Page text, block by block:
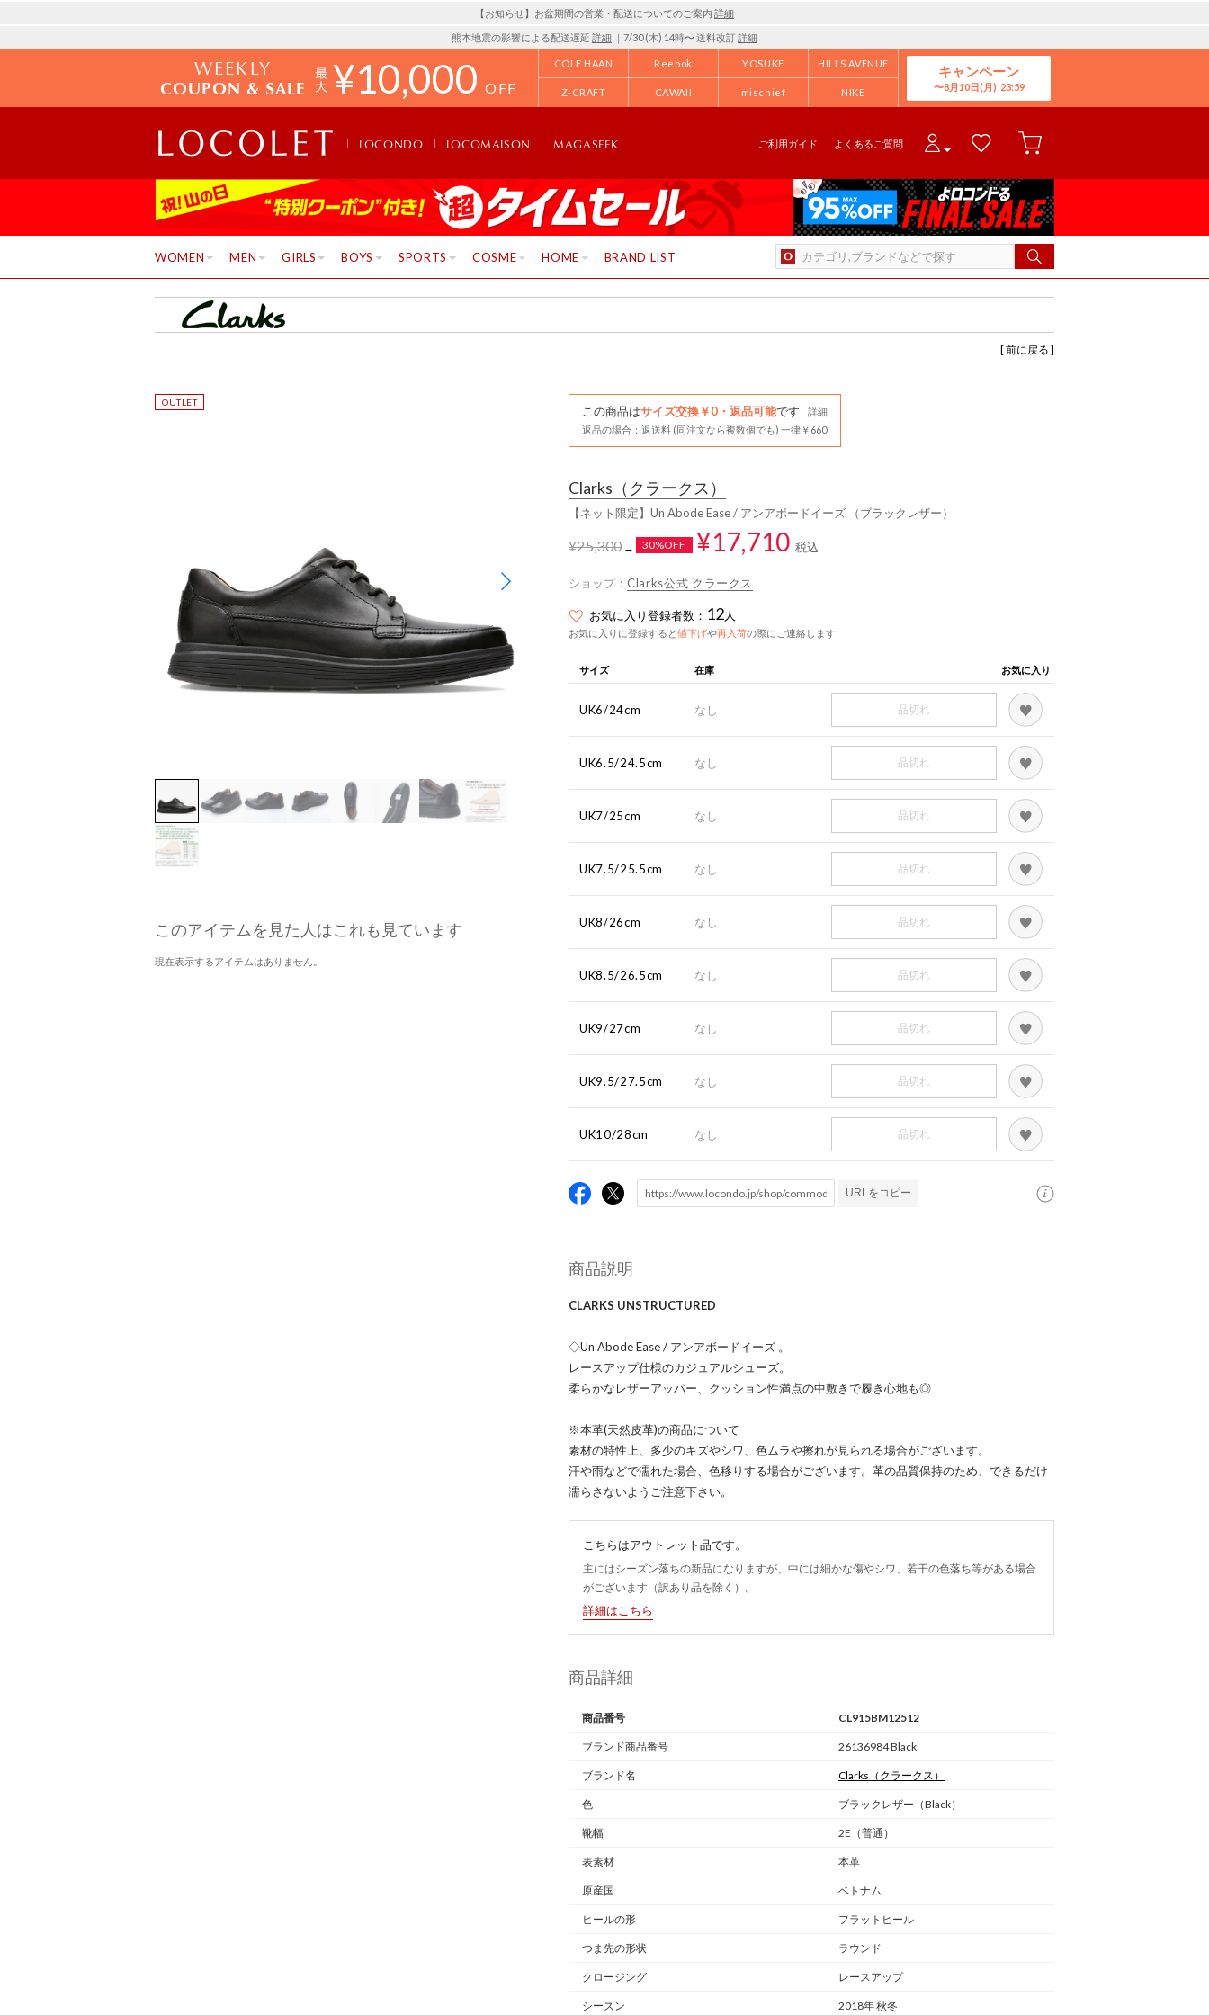
【お知らせ】お盆期間の営業・配送についてのご案内 詳細
熊本地震の影響による配送遅延 詳細 ｜7/30 (木) 14時〜 送料改訂詳細
WEEKLY
COUPON & SALE ¥10,000 OFF
COLE HAAN Reebok YOSUKE HILLS AVENUE
Z-CRAFT CAWAII mischief NIKE
キャンペーン
8月10日(月)
LOCONDO LOCOMAISON MAGASEEK ご利用ガイド よくあるご質問
WOMEN MEN GIRLS BOYS SPORTS COSME HOME BRAND LIST
[ 前に戻る ]
このアイテムを見た人はこれも見ています
現在表示するアイテムはありません。
この商品はサイズ交換￥0・返品可能です
詳細
返品の場合：返送料 (同注文なら複数個でも) 一律￥660
Clarks （クラークス）
【ネット限定】Un Abode Ease / アンアボードイーズ （ブラックレザー）
¥25,300→ 30%OFF ¥17,710 税込
ショップ： Clarks公式 クラークス
お気に入り登録者数： 12人
お気に入りに登録すると値下げや再入荷の際にご連絡します
サイズ 在庫 お気に入り
UK6/24cm なし 品切れ
UK6.5/24.5cm なし 品切れ
UK7/25cm なし 品切れ
UK7.5/25.5cm なし 品切れ
UK8/26cm なし 品切れ
UK8.5/26.5cm なし 品切れ
UK9/27cm なし 品切れ
UK9.5/27.5cm なし 品切れ
UK10/28cm なし 品切れ
URLをコピー
商品説明
CLARKS UNSTRUCTURED
◇Un Abode Ease / アンアボードイーズ 。
レースアップ仕様のカジュアルシューズ。
柔らかなレザーアッパー、クッション性満点の中敷きで履き心地も◎
※本革(天然皮革)の商品について
素材の特性上、多少のキズやシワ、色ムラや擦れが見られる場合がございます。
汗や雨などで濡れた場合、色移りする場合がございます。革の品質保持のため、できるだけ
濡らさないようご注意下さい。
こちらはアウトレット品です。
主にはシーズン落ちの新品になりますが、中には細かな傷やシワ、若干の色落ち等がある場合
がございます（訳あり品を除く）。
詳細はこちら
商品詳細
商品番号 CL915BM12512
ブランド商品番号 26136984 Black
ブランド名 Clarks （クラークス）
色 ブラックレザー（Black）
靴幅 2E（普通）
表素材 本革
原産国 ベトナム
ヒールの形 フラットヒール
つま先の形状 ラウンド
クロージング レースアップ
シーズン 2018年 秋冬